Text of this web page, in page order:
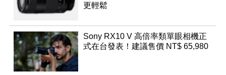
更輕鬆
Sony RX10 V 高倍率類單眼相機正
式在台發表！建議售價 NT$ 65,980